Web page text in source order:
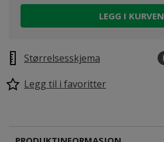
LEGG I KURVEN
Størrelsesskjema
Legg til i favoritter